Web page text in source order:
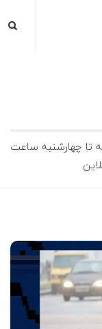
تلفن تماس 09185104800 شنبه تا چهارشنبه ساعت